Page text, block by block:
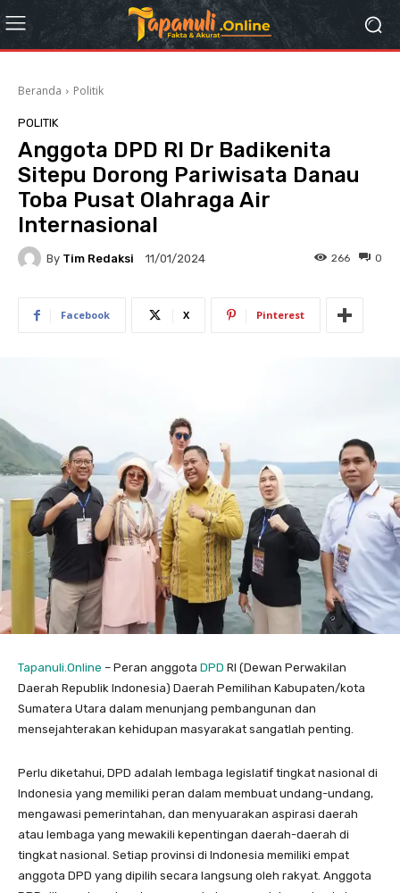
Beranda Politik
POLITIK
Anggota DPD RI Dr Badikenita
Sitepu Dorong Pariwisata Danau
Toba Pusat Olahraga Air
Internasional
By Tim Redaksi 11/01/2024 0
266
Facebook X Pinterest
Tapanuli.Online – Peran anggota DPD RI (Dewan Perwakilan
Daerah Republik Indonesia) Daerah Pemilihan Kabupaten/kota
Sumatera Utara dalam menunjang pembangunan dan
mensejahterakan kehidupan masyarakat sangatlah penting.
Perlu diketahui, DPD adalah lembaga legislatif tingkat nasional di
Indonesia yang memiliki peran dalam membuat undang-undang,
mengawasi pemerintahan, dan menyuarakan aspirasi daerah
atau lembaga yang mewakili kepentingan daerah-daerah di
tingkat nasional. Setiap provinsi di Indonesia memiliki empat
anggota DPD yang dipilih secara langsung oleh rakyat. Anggota